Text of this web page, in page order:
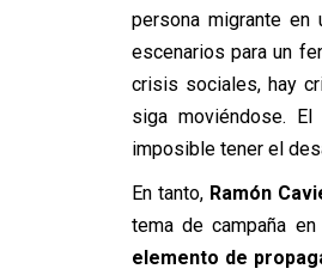
persona migrante en
escenarios para un
crisis sociales, hay
siga moviéndose.
imposible tener el
En tanto, Ramón
tema de campaña
elemento de